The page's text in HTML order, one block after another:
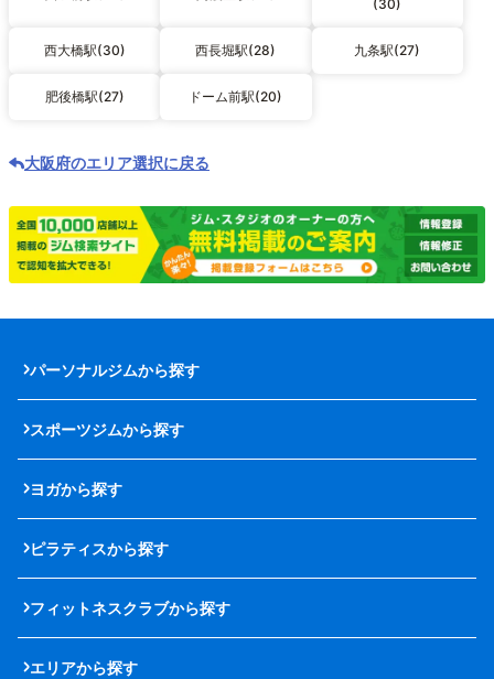
(30)
西大橋駅(30) 西長堀駅(28) 九条駅(27)
肥後橋駅(27) ドーム前駅(20)
大阪府のエリア選択に戻る
パーソナルジムから探す
スポーツジムから探す
ヨガから探す
ピラティスから探す
フィットネスクラブから探す
エリアから探す